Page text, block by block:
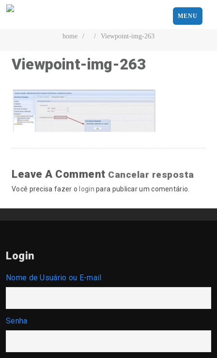
MENU
home / / Viewpoint-img-263
Viewpoint-img-263
Leave A Comment Cancelar resposta
Você precisa fazer o login para publicar um comentário.
Login
Nome de Usuário ou E-mail
Senha